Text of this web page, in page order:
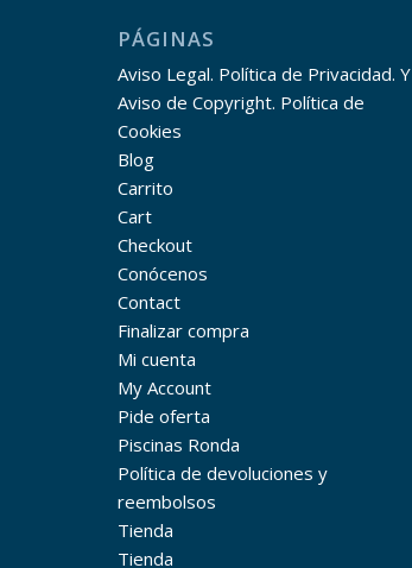
PÁGINAS
Aviso Legal. Política de Privacidad. Y
Aviso de Copyright. Política de
Cookies
Blog
Carrito
Cart
Checkout
Conócenos
Contact
Finalizar compra
Mi cuenta
My Account
Pide oferta
Piscinas Ronda
Política de devoluciones y
reembolsos
Tienda
Tienda